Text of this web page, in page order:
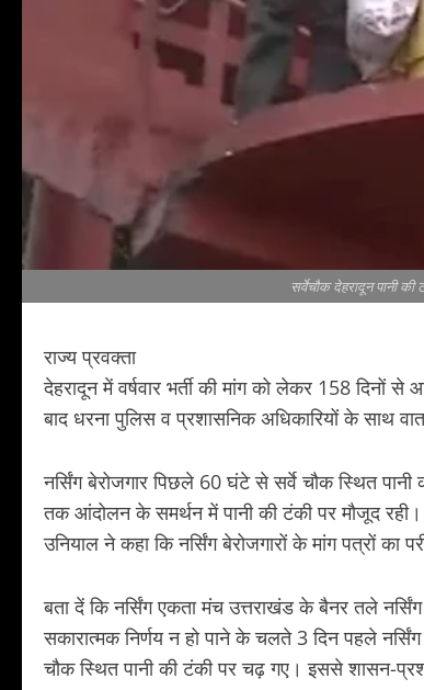
सर्वेचौक देहरादून पानी
राज्य प्रवक्ता
देहरादून में वर्षवार भर्ती की मांग को लेकर 158 दिनों
बाद धरना पुलिस व प्रशासनिक अधिकारियों के साथ
नर्सिंग बेरोजगार पिछले 60 घंटे से सर्वे चौक स्थित
तक आंदोलन के समर्थन में पानी की टंकी पर मौजूद रही।
उनियाल ने कहा कि नर्सिंग बेरोजगारों के मांग पत्रों का
बता दें कि नर्सिंग एकता मंच उत्तराखंड के बैनर तले
सकारात्मक निर्णय न हो पाने के चलते 3 दिन पहले
चौक स्थित पानी की टंकी पर चढ़ गए। इससे शासन-